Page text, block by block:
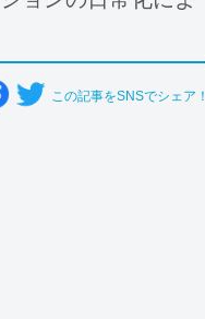
この記事をSNSでシェア！